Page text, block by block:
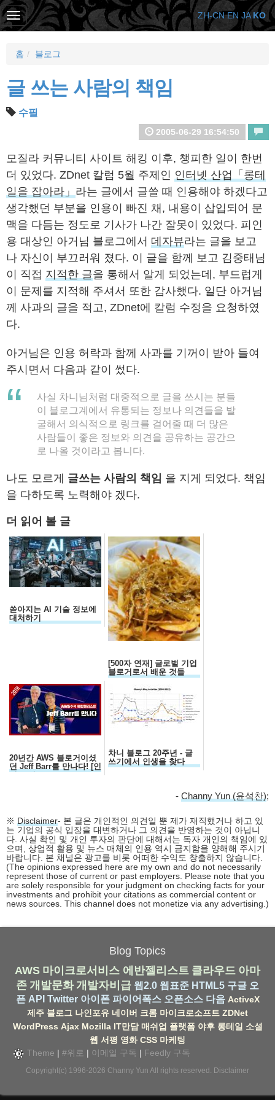
홈 블로그
글 쓰는 사람의 책임
수필
2005-06-29 16:54:50
모질라 커뮤니티 사이트 해킹 이후, 챙피한 일이 한번
더 있었다. ZDnet 칼럼 5월 주제인 인터넷 산업「롱테
일을 잡아라」 라는 글에서 글쓸 때 인용해야 하겠다고
생각했던 부분을 인용이 빠진 채, 내용이 삽입되어 문
맥을 다듬는 정도로 기사가 나간 잘못이 있었다. 피인
용 대상인 아거님 블로그에서 데자뷰라는 글을 보고
나 자신이 부끄러워 졌다. 이 글을 함께 보고 김중태님
이 직접 지적한 글을 통해서 알게 되었는데, 부드럽게
이 문제를 지적해 주셔서 또한 감사했다. 일단 아거님
께 사과의 글을 적고, ZDnet에 칼럼 수정을 요청하였
다.
아거님은 인용 허락과 함께 사과를 기꺼이 받아 들여
주시면서 다음과 같이 썼다.
사실 차니님처럼 대중적으로 글을 쓰시는 분들
이 블로그계에서 유통되는 정보나 의견들을 발
굴해서 의식적으로 링크를 걸어줄 때 더 많은
사람들이 좋은 정보와 의견을 공유하는 공간으
로 나올 것이라고 봅니다.
나도 모르게 글쓰는 사람의 책임 을 지게 되었다. 책임
을 다하도록 노력해야 겠다.
더 읽어 볼 글
쏟아지는 AI 기술 정보에
대처하기
[500자 연재] 글로벌 기업
블로거로서 배운 것들
20년간 AWS 블로거이셨
던 Jeff Barr를 만나다! [인
터뷰 전문]
차니 블로그 20주년 - 글
쓰기에서 인생을 찾다
- Channy Yun (윤석찬);
※ Disclaimer- 본 글은 개인적인 의견일 뿐 제가 재직했거나 하고 있
는 기업의 공식 입장을 대변하거나 그 의견을 반영하는 것이 아닙니
다. 사실 확인 및 개인 투자의 판단에 대해서는 독자 개인의 책임에 있
으며, 상업적 활용 및 뉴스 매체의 인용 역시 금지함을 양해해 주시기
바랍니다. 본 채널은 광고를 비롯 어떠한 수익도 창출하지 않습니다.
(The opinions expressed here are my own and do not necessarily
represent those of current or past employers. Please note that you
are solely responsible for your judgment on checking facts for your
investments and prohibit your citations as commercial content or
news sources. This channel does not monetize via any advertising.)
Blog Topics
AWS 마이크로서비스 에반젤리스트 클라우드 아마
존 개발문화 개발자비급 웹2.0 웹표준 HTML5 구글 오
픈 API Twitter 아이폰 파이어폭스 오픈소스 다음 ActiveX
제주 블로그 나인포유 네이버 크롬 마이크로소프트 ZDNet
WordPress Ajax Mozilla IT만담 매쉬업 플랫폼 야후 롱테일 소셜
웹 서평 영화 CSS 마케팅
Theme | #위로 | 이메일 구독 | Feedly 구독
Copyright(c) 1996-2026 Channy Yun All rights reserved. Disclaimer
ZH-CN EN JA KO